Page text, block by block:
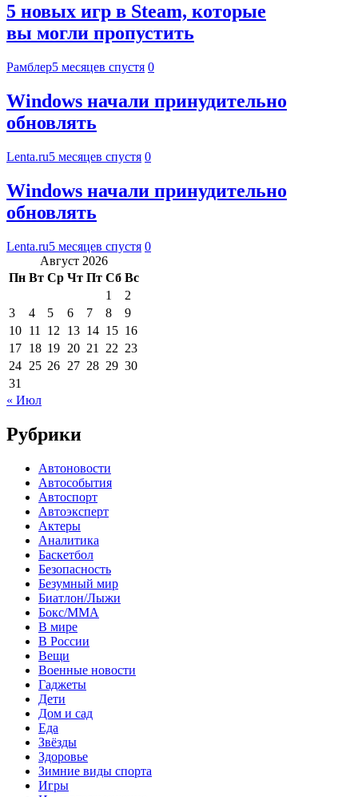
5 новых игр в Steam, которые
вы могли пропустить
Рамблер5 месяцев спустя 0
Windows начали принудительно
обновлять
Lenta.ru5 месяцев спустя 0
Windows начали принудительно
обновлять
Lenta.ru5 месяцев спустя 0
Август 2026
Пн Вт Ср Чт Пт Сб Вс
1
2
3
4 5 6 7 8
9
10 11 12 13 14 15 16
17 18 19 20 21 22 23
24 25 26 27 28 29 30
31
« Июл
Рубрики
Автоновости
Автособытия
Автоспорт
Автоэксперт
Актеры
Аналитика
Баскетбол
Безопасность
Безумный мир
Биатлон/Лыжи
Бокс/MMA
В мире
В России
Вещи
Военные новости
Гаджеты
Дети
Дом и сад
Еда
Звёзды
Здоровье
Зимние виды спорта
Игры